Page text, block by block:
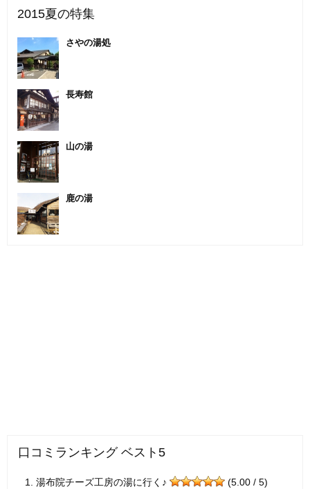
2015夏の特集
さやの湯処
長寿館
山の湯
鹿の湯
口コミランキング ベスト5
湯布院チーズ工房の湯に行く♪
(5.00 / 5)